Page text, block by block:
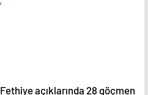
Fethiye açıklarında 28 göçmen